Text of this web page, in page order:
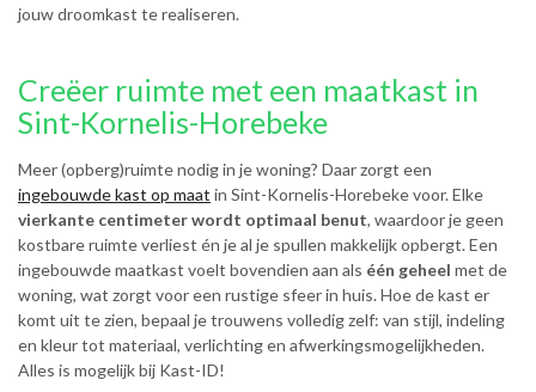
jouw droomkast te realiseren.
Creëer ruimte met een maatkast in
Sint-Kornelis-Horebeke
Meer (opberg)ruimte nodig in je woning? Daar zorgt een
ingebouwde kast op maat in Sint-Kornelis-Horebeke voor. Elke
vierkante centimeter wordt optimaal benut, waardoor je geen
kostbare ruimte verliest én je al je spullen makkelijk opbergt. Een
ingebouwde maatkast voelt bovendien aan als één geheel met de
woning, wat zorgt voor een rustige sfeer in huis. Hoe de kast er
komt uit te zien, bepaal je trouwens volledig zelf: van stijl, indeling
en kleur tot materiaal, verlichting en afwerkingsmogelijkheden.
Alles is mogelijk bij Kast-ID!